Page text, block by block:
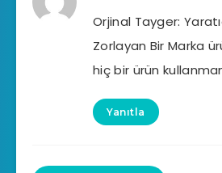
Orjinal Tayger:
Zorlayan Bir Marka
hiç bir ürün
Yanıtla